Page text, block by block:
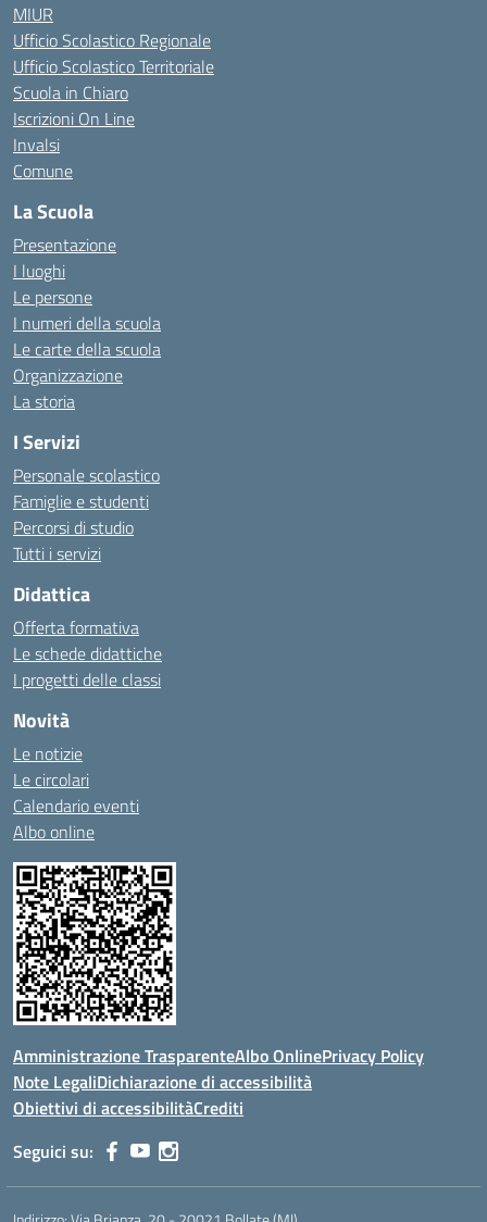
MIUR
Ufficio Scolastico Regionale
Ufficio Scolastico Territoriale
Scuola in Chiaro
Iscrizioni On Line
Invalsi
Comune
La Scuola
Presentazione
I luoghi
Le persone
I numeri della scuola
Le carte della scuola
Organizzazione
La storia
I Servizi
Personale scolastico
Famiglie e studenti
Percorsi di studio
Tutti i servizi
Didattica
Offerta formativa
Le schede didattiche
I progetti delle classi
Novità
Le notizie
Le circolari
Calendario eventi
Albo online
Amministrazione TrasparenteAlbo OnlinePrivacy Policy
Note LegaliDichiarazione di accessibilità
Obiettivi di accessibilitàCrediti
Seguici su: